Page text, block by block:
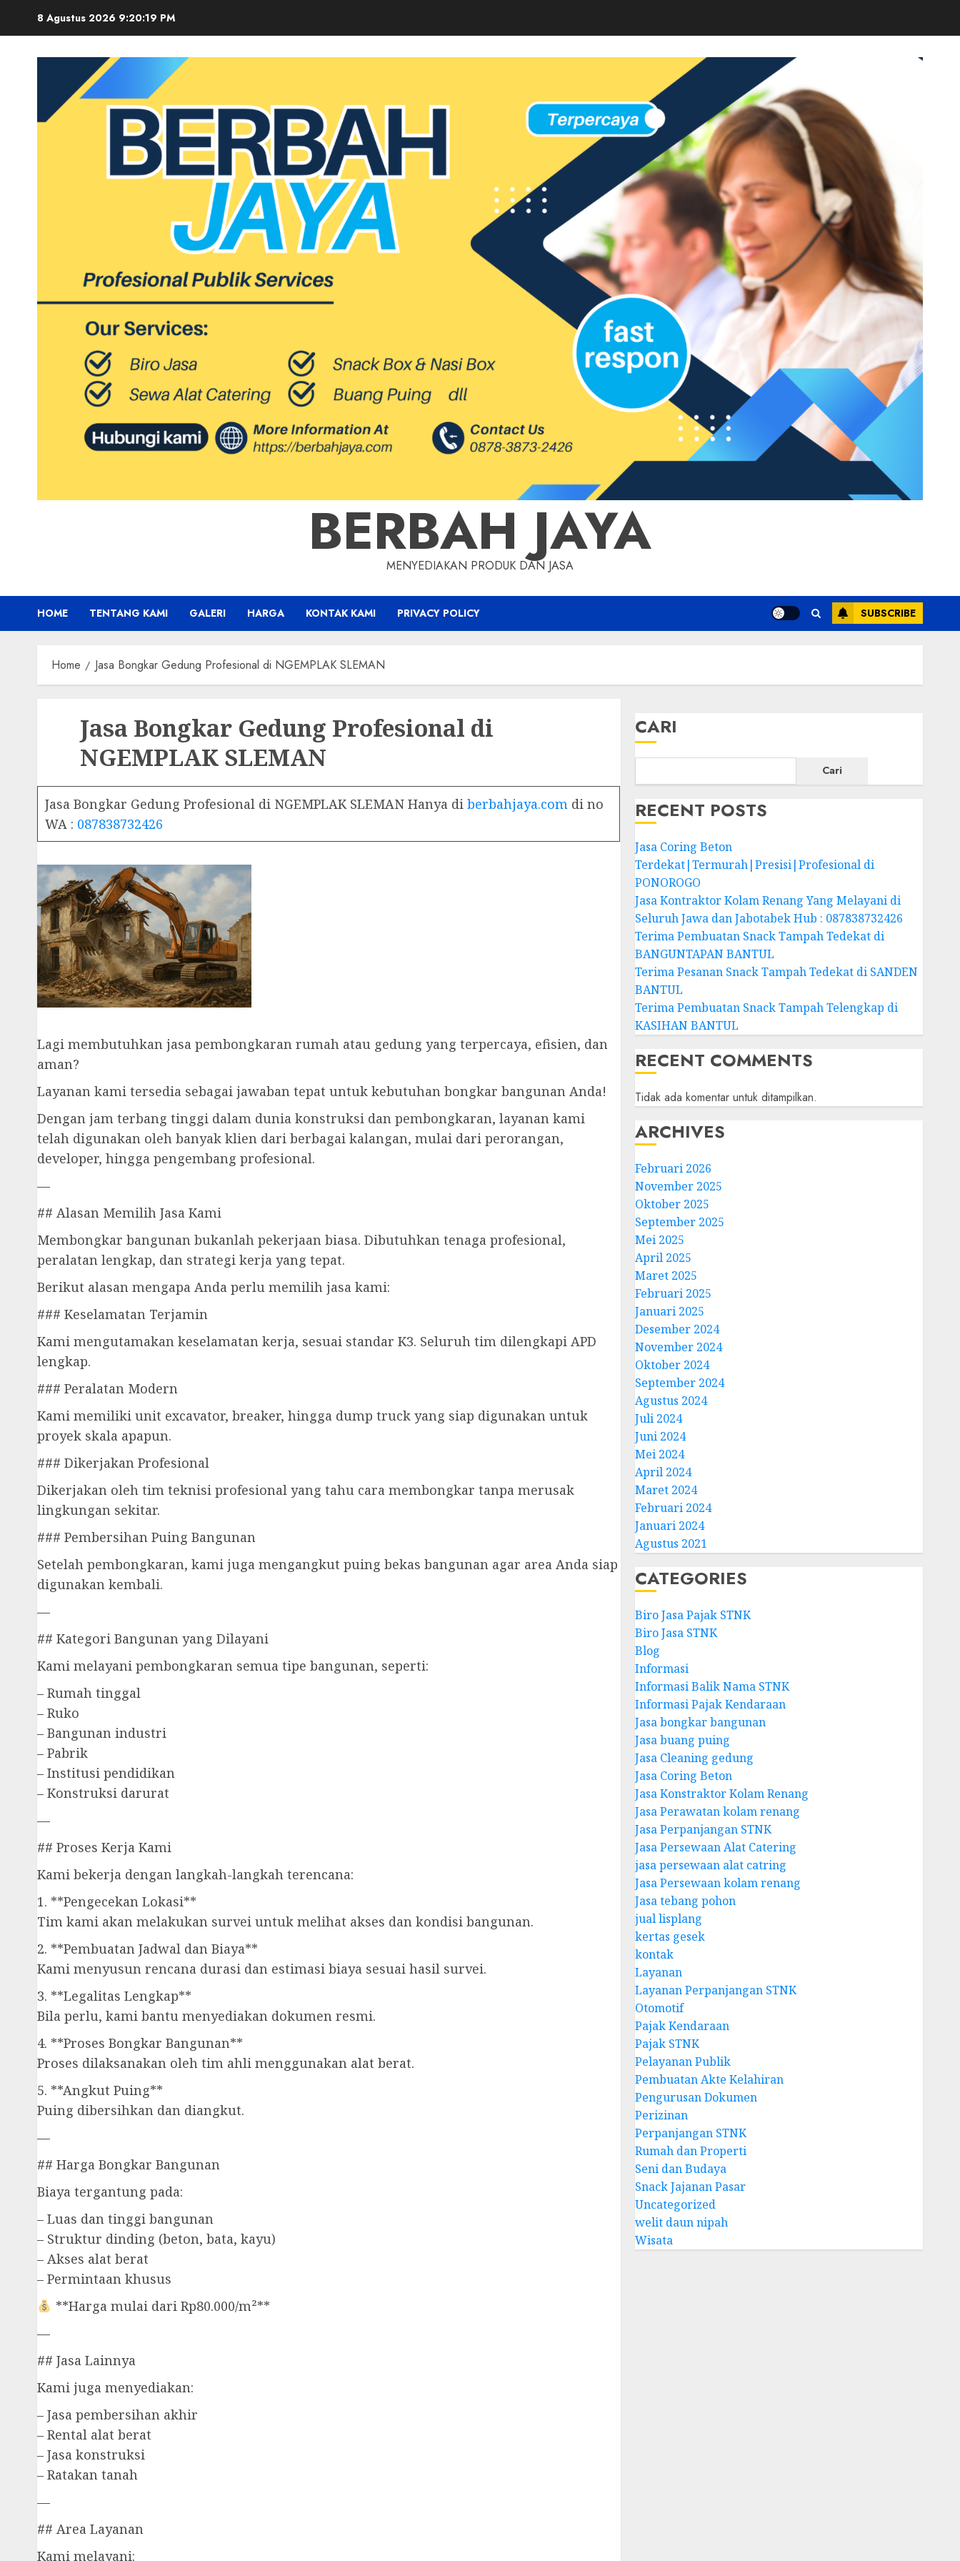
8 Agustus 2026 9:20:20 PM
BERBAH JAYA
MENYEDIAKAN PRODUK DAN JASA
HOME TENTANG KAMI GALERI HARGA KONTAK KAMI PRIVACY POLICY SUBSCRIBE
Home Jasa Bongkar Gedung Profesional di NGEMPLAK SLEMAN
Jasa Bongkar Gedung Profesional di
NGEMPLAK SLEMAN
Jasa Bongkar Gedung Profesional di NGEMPLAK SLEMAN Hanya di berbahjaya.com di no
WA : 087838732426
Lagi membutuhkan jasa pembongkaran rumah atau gedung yang terpercaya, efisien, dan
aman?
Layanan kami tersedia sebagai jawaban tepat untuk kebutuhan bongkar bangunan Anda!
Dengan jam terbang tinggi dalam dunia konstruksi dan pembongkaran, layanan kami
telah digunakan oleh banyak klien dari berbagai kalangan, mulai dari perorangan,
developer, hingga pengembang profesional.
—
## Alasan Memilih Jasa Kami
Membongkar bangunan bukanlah pekerjaan biasa. Dibutuhkan tenaga profesional,
peralatan lengkap, dan strategi kerja yang tepat.
Berikut alasan mengapa Anda perlu memilih jasa kami:
### Keselamatan Terjamin
Kami mengutamakan keselamatan kerja, sesuai standar K3. Seluruh tim dilengkapi APD
lengkap.
### Peralatan Modern
Kami memiliki unit excavator, breaker, hingga dump truck yang siap digunakan untuk
proyek skala apapun.
### Dikerjakan Profesional
Dikerjakan oleh tim teknisi profesional yang tahu cara membongkar tanpa merusak
lingkungan sekitar.
### Pembersihan Puing Bangunan
Setelah pembongkaran, kami juga mengangkut puing bekas bangunan agar area Anda siap
digunakan kembali.
—
## Kategori Bangunan yang Dilayani
Kami melayani pembongkaran semua tipe bangunan, seperti:
– Rumah tinggal
– Ruko
– Bangunan industri
– Pabrik
– Institusi pendidikan
– Konstruksi darurat
—
## Proses Kerja Kami
Kami bekerja dengan langkah-langkah terencana:
1. **Pengecekan Lokasi**
Tim kami akan melakukan survei untuk melihat akses dan kondisi bangunan.
2. **Pembuatan Jadwal dan Biaya**
Kami menyusun rencana durasi dan estimasi biaya sesuai hasil survei.
3. **Legalitas Lengkap**
Bila perlu, kami bantu menyediakan dokumen resmi.
4. **Proses Bongkar Bangunan**
Proses dilaksanakan oleh tim ahli menggunakan alat berat.
5. **Angkut Puing**
Puing dibersihkan dan diangkut.
—
## Harga Bongkar Bangunan
Biaya tergantung pada:
– Luas dan tinggi bangunan
– Struktur dinding (beton, bata, kayu)
– Akses alat berat
– Permintaan khusus
**Harga mulai dari Rp80.000/m²**
—
## Jasa Lainnya
Kami juga menyediakan:
– Jasa pembersihan akhir
– Rental alat berat
– Jasa konstruksi
– Ratakan tanah
—
## Area Layanan
Kami melayani:
CARI
Cari
RECENT POSTS
Jasa Coring Beton
Terdekat|Termurah|Presisi|Profesional di
PONOROGO
Jasa Kontraktor Kolam Renang Yang Melayani di
Seluruh Jawa dan Jabotabek Hub : 087838732426
Terima Pembuatan Snack Tampah Tedekat di
BANGUNTAPAN BANTUL
Terima Pesanan Snack Tampah Tedekat di SANDEN
BANTUL
Terima Pembuatan Snack Tampah Telengkap di
KASIHAN BANTUL
RECENT COMMENTS
Tidak ada komentar untuk ditampilkan.
ARCHIVES
Februari 2026
November 2025
Oktober 2025
September 2025
Mei 2025
April 2025
Maret 2025
Februari 2025
Januari 2025
Desember 2024
November 2024
Oktober 2024
September 2024
Agustus 2024
Juli 2024
Juni 2024
Mei 2024
April 2024
Maret 2024
Februari 2024
Januari 2024
Agustus 2021
CATEGORIES
Biro Jasa Pajak STNK
Biro Jasa STNK
Blog
Informasi
Informasi Balik Nama STNK
Informasi Pajak Kendaraan
Jasa bongkar bangunan
Jasa buang puing
Jasa Cleaning gedung
Jasa Coring Beton
Jasa Konstraktor Kolam Renang
Jasa Perawatan kolam renang
Jasa Perpanjangan STNK
Jasa Persewaan Alat Catering
jasa persewaan alat catring
Jasa Persewaan kolam renang
Jasa tebang pohon
jual lisplang
kertas gesek
kontak
Layanan
Layanan Perpanjangan STNK
Otomotif
Pajak Kendaraan
Pajak STNK
Pelayanan Publik
Pembuatan Akte Kelahiran
Pengurusan Dokumen
Perizinan
Perpanjangan STNK
Rumah dan Properti
Seni dan Budaya
Snack Jajanan Pasar
Uncategorized
welit daun nipah
Wisata